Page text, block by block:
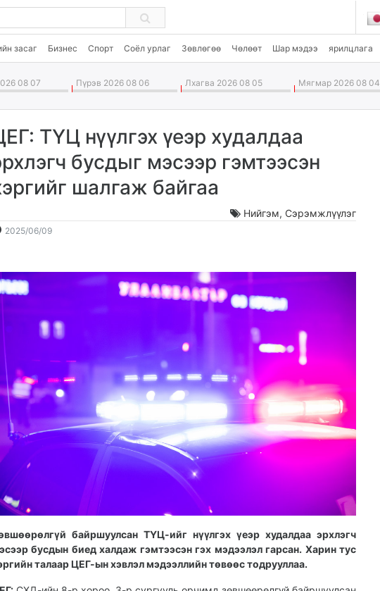
засаг Бизнес Спорт Соёл урлаг Зөвлөгөө Чөлөөт Шар мэдээ ярилцлага
08 07 Пүрэв 2026 08 06 Лхагва 2026 08 05 Мягмар 2026 08 04
ТҮЦ нүүлгэх үеэр худалдаа
бусдыг мэсээр гэмтээсэн
шалгаж байгаа
Нийгэм, Сэрэмжлүүлэг
2025/06/092025-
16:10:53
2026-
00:03:46
байршуулсан ТҮЦ-ийг нүүлгэх үеэр худалдаа эрхлэгч
бусдын биед халдаж гэмтээсэн гэх мэдээлэл гарсан. Харин тус
талаар ЦЕГ-ын хэвлэл мэдээллийн төвөөс тодрууллаа.